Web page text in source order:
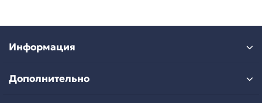
Информация
Дополнительно